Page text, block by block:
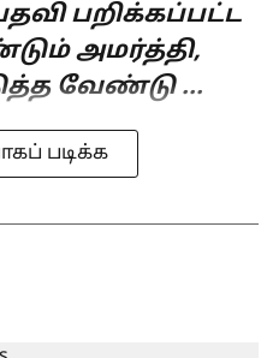
பறிக்கப்பட்ட
அமர்த்தி,
வேண்டு ...
படிக்க